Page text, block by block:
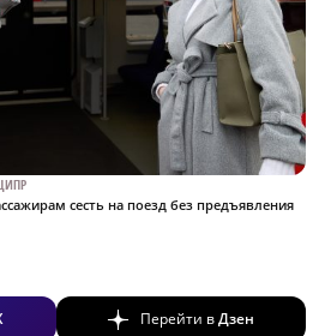
сесть на поезд без предъявления
Перейти вДзен